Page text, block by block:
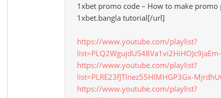
1xbet promo code – How to make
1xbet.bangla tutorial[/url]
https://www.youtube.com/playlist?
https://www.youtube.com/playlist?
list=PLRE23fJTlnez55HlMHGP3Gx-
https://www.youtube.com/playlist?